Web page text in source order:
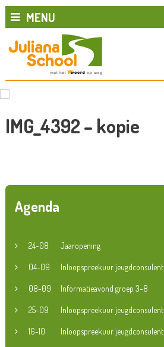
MENU
IMG_4392 – kopie
Agenda
24-08 Jaaropening
04-09 Inloopspreekuur jeugdconsulent
08-09 Informatieavond groep 3-8
25-09 Inloopspreekuur jeugdconsulent
16-10 Inloopspreekuur jeugdconsulent